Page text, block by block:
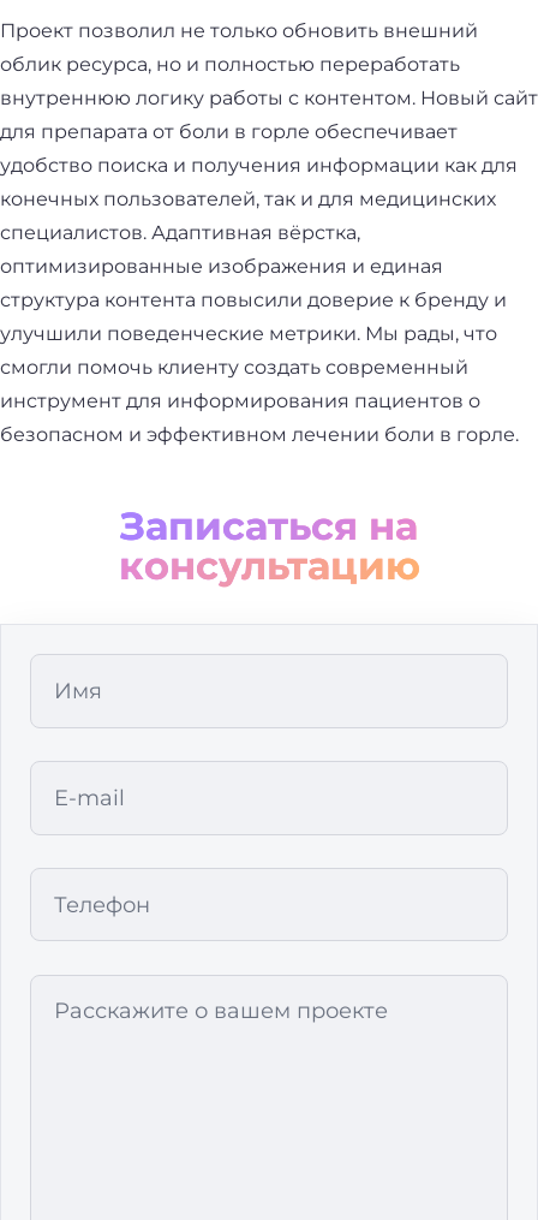
Проект позволил не только обновить внешний
облик ресурса, но и полностью переработать
внутреннюю логику работы с контентом. Новый сайт
для препарата от боли в горле обеспечивает
удобство поиска и получения информации как для
конечных пользователей, так и для медицинских
специалистов. Адаптивная вёрстка,
оптимизированные изображения и единая
структура контента повысили доверие к бренду и
улучшили поведенческие метрики. Мы рады, что
смогли помочь клиенту создать современный
инструмент для информирования пациентов о
безопасном и эффективном лечении боли в горле.
Записаться на
консультацию